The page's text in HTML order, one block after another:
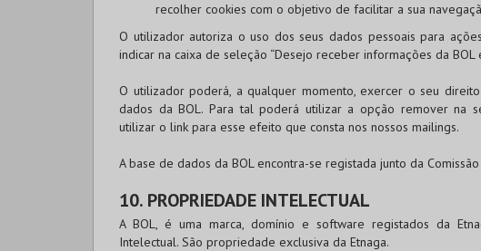
recolher cookies com o objetivo de facilitar a sua
O utilizador autoriza o uso dos seus dados pessoais para
indicar na caixa de seleção “Desejo receber informações da BOL
O utilizador poderá, a qualquer momento, exercer o seu
dados daBOL. Para tal poderá utilizar a opção remover na
utilizar o link para esse efeito que consta nos nossos mailings.
A base de dados da BOLencontra-se registada junto da
10. PROPRIEDADE INTELECTUAL
A BOL, é uma marca, domínio e software registados da
Intelectual. São propriedade exclusiva da Etnaga.